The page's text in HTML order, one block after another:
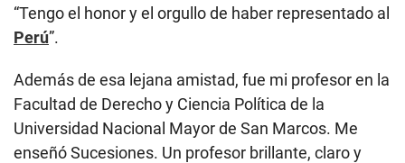
“Tengo el honor y el orgullo de haber representado al
Perú”.
Además de esa lejana amistad, fue mi profesor en la
Facultad de Derecho y Ciencia Política de la
Universidad Nacional Mayor de San Marcos. Me
enseñó Sucesiones. Un profesor brillante, claro y